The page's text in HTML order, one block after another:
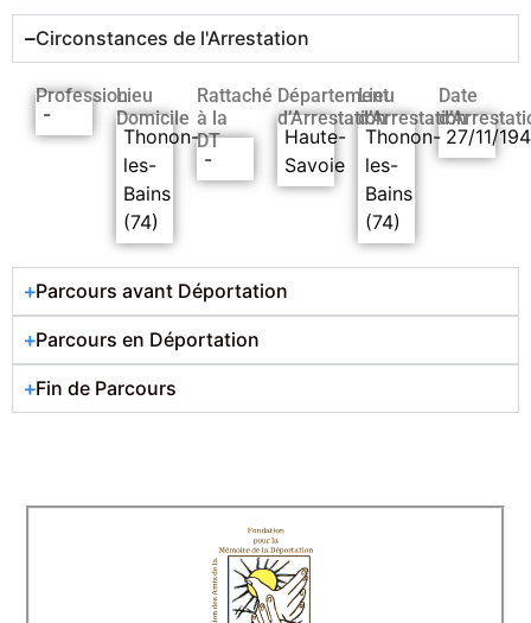
Circonstances de l'Arrestation
Profession
-
Lieu
Domicile
Thonon-
les-
Bains
(74)
Rattaché
à la
DT
-
Département
d’Arrestation
Haute-
Savoie
Lieu
d’Arrestation
Thonon-
les-
Bains
(74)
Date
27/11/
Parcours avant Déportation
Parcours en Déportation
Fin de Parcours